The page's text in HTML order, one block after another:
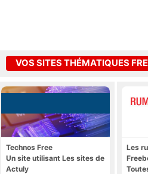
VOS SITES THÉMATIQUES
Technos Free
Un site utilisant Les sites de
Actuly
Les